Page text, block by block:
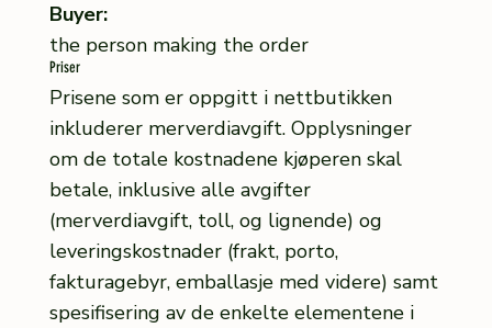
Buyer:
the person making the order
Priser
Prisene som er oppgitt i nettbutikken
inkluderer merverdiavgift. Opplysninger
om de totale kostnadene kjøperen skal
betale, inklusive alle avgifter
(merverdiavgift, toll, og lignende) og
leveringskostnader (frakt, porto,
fakturagebyr, emballasje med videre) samt
spesifisering av de enkelte elementene i